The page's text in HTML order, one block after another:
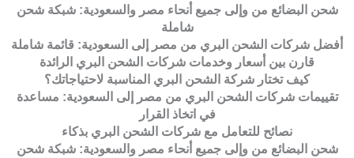
شحن البضائع من وإلى جميع أنحاء مصر والسعودية: شبكة شحن
شاملة
أفضل شركات الشحن البري من مصر إلى السعودية: قائمة شاملة
قارن بين أسعار وخدمات شركات الشحن البري الرائدة
كيف تختار شركة الشحن البري المناسبة لاحتياجاتك؟
تقييمات شركات الشحن البري من مصر إلى السعودية: مساعدة
في اتخاذ القرار
نصائح للتعامل مع شركات الشحن البري بذكاء
شحن البضائع من وإلى جميع أنحاء مصر والسعودية: شبكة شحن